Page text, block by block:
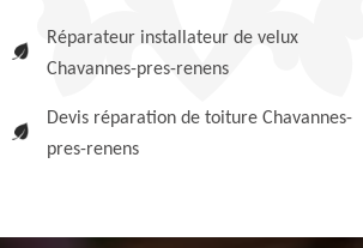
Réparateur installateur de velux
Chavannes-pres-renens
Devis réparation de toiture Chavannes-
pres-renens